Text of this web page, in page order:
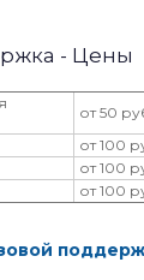
- Цены
от 50
от 100
от 100
от 100